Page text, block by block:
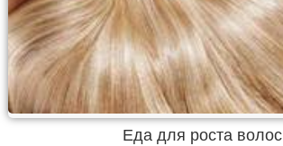
Еда для роста волос